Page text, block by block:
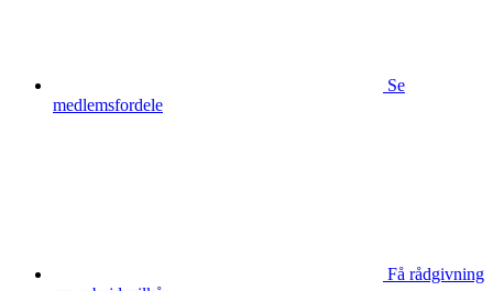
Se
medlemsfordele
Få rådgivning